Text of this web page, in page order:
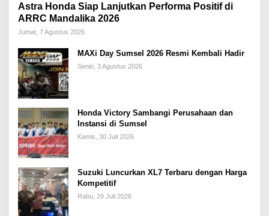
Astra Honda Siap Lanjutkan Performa Positif di
ARRC Mandalika 2026
Jumat, 7 Agustus 2026
MAXi Day Sumsel 2026 Resmi Kembali Hadir
Senin, 3 Agustus 2026
Honda Victory Sambangi Perusahaan dan
Instansi di Sumsel
Kamis, 30 Juli 2026
Suzuki Luncurkan XL7 Terbaru dengan Harga
Kompetitif
Rabu, 29 Juli 2026